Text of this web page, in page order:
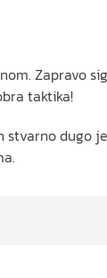
Zapravo
taktika!
dugo